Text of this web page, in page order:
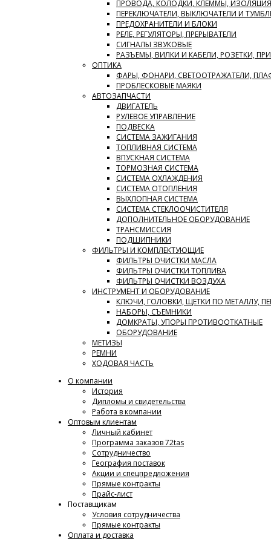
ПРОВОДА, КОЛОДКИ, КЛЕММЫ, ИЗОЛЯЦИЯ
ПЕРЕКЛЮЧАТЕЛИ, ВЫКЛЮЧАТЕЛИ И
ПРЕДОХРАНИТЕЛИ И БЛОКИ
РЕЛЕ, РЕГУЛЯТОРЫ, ПРЕРЫВАТЕЛИ
СИГНАЛЫ ЗВУКОВЫЕ
РАЗЪЕМЫ, ВИЛКИ И КАБЕЛИ, РОЗЕТКИ,
ОПТИКА
ФАРЫ, ФОНАРИ, СВЕТООТРАЖАТЕЛИ,
ПРОБЛЕСКОВЫЕ МАЯКИ
АВТОЗАПЧАСТИ
ДВИГАТЕЛЬ
РУЛЕВОЕ УПРАВЛЕНИЕ
ПОДВЕСКА
СИСТЕМА ЗАЖИГАНИЯ
ТОПЛИВНАЯ СИСТЕМА
ВПУСКНАЯ СИСТЕМА
ТОРМОЗНАЯ СИСТЕМА
СИСТЕМА ОХЛАЖДЕНИЯ
СИСТЕМА ОТОПЛЕНИЯ
ВЫХЛОПНАЯ СИСТЕМА
СИСТЕМА СТЕКЛООЧИСТИТЕЛЯ
ДОПОЛНИТЕЛЬНОЕ ОБОРУДОВАНИЕ
ТРАНСМИССИЯ
ПОДШИПНИКИ
ФИЛЬТРЫ И КОМПЛЕКТУЮЩИЕ
ФИЛЬТРЫ ОЧИСТКИ МАСЛА
ФИЛЬТРЫ ОЧИСТКИ ТОПЛИВА
ФИЛЬТРЫ ОЧИСТКИ ВОЗДУХА
ИНСТРУМЕНТ И ОБОРУДОВАНИЕ
КЛЮЧИ, ГОЛОВКИ, ЩЕТКИ ПО МЕТАЛЛУ,
НАБОРЫ, СЪЕМНИКИ
ДОМКРАТЫ, УПОРЫ ПРОТИВООТКАТНЫЕ
ОБОРУДОВАНИЕ
МЕТИЗЫ
РЕМНИ
ХОДОВАЯ ЧАСТЬ
О компании
История
Дипломы и свидетельства
Работа в компании
Оптовым клиентам
Личный кабинет
Программа заказов 72tas
Сотрудничество
География поставок
Акции и спецпредложения
Прямые контракты
Прайс-лист
Поставщикам
Условия сотрудничества
Прямые контракты
Оплата и доставка